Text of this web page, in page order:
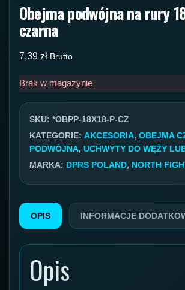
Obejma podwójna na rury
czarna
7,39 zł Brutto
Brak w magazynie
SKU: *OBPP-18X18-P-CZ
KATEGORIE: AKCESORIA, OBEJMA
PODWÓJNA, UCHWYTY DO WĘŻY
MARKA: DPRS POLAND, NORTH
OPIS INFORMACJE
Opis